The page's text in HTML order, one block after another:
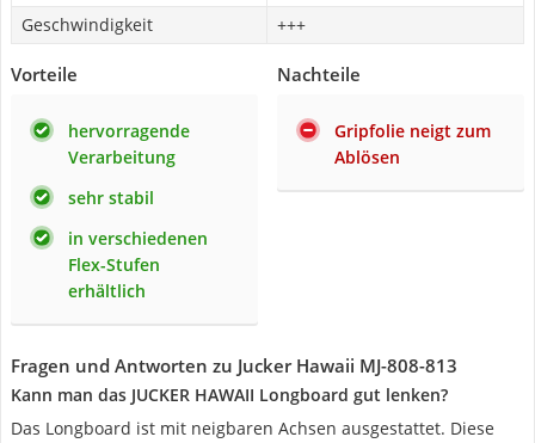
Geschwindigkeit
+++
Vorteile
hervorragende
Verarbeitung
sehr stabil
in verschiedenen
Flex-Stufen
erhältlich
Nachteile
Gripfolie neigt zum
Ablösen
Fragen und Antworten zu Jucker Hawaii MJ-808-813
Kann man das JUCKER HAWAII Longboard gut lenken?
Das Longboard ist mit neigbaren Achsen ausgestattet. Diese